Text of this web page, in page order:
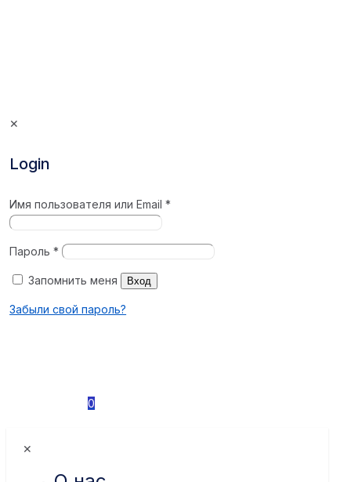
✕
Login
Имя пользователя или Email*
Пароль*
Запомнить меня Вход
Забыли свой пароль?
0
✕